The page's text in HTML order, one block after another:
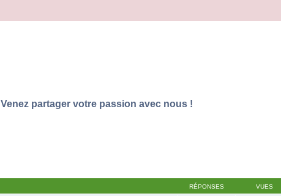
Venez partager votre passion avec nous !
RÉPONSES VUES